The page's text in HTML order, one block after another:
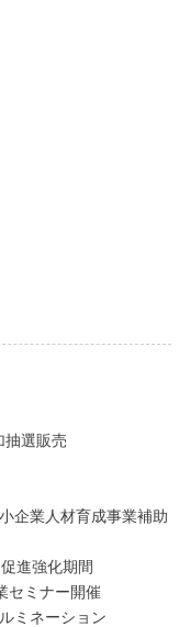
選販売
企業人材育成事業補助
進強化期間
セミナー開催
ミネーション